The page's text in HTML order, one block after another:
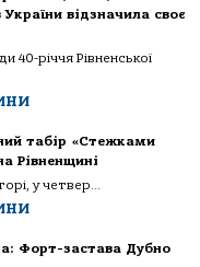
відзначила своє
40-річчя Рівненської
табір «Стежками
Рівненщині
у четвер...
Форт-застава Дубно